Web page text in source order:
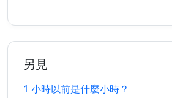
7 小時
以前
7 小時
以後
8 小時
以前
另見
1 小時以前是什麼小時？